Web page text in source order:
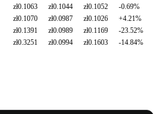
zł0.1063 zł0.1044 zł0.1052
-0.69%
zł0.1070 zł0.0987 zł0.1026
+4.21%
zł0.1391 zł0.0989 zł0.1169
-23.52%
zł0.3251 zł0.0994 zł0.1603 -14.84%